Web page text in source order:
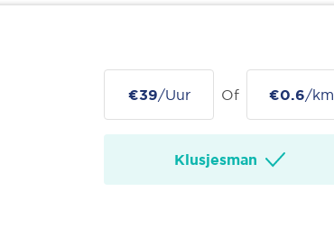
€39/Uur Of €0.6/km
Klusjesman